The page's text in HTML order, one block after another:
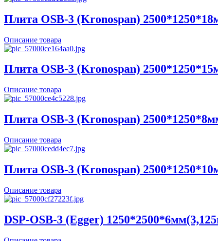
Плита OSB-3 (Kronospan)
Описание товара
Плита OSB-3 (Kronospan)
Описание товара
Плита OSB-3 (Kronospan)
Описание товара
Плита OSB-3 (Kronospan)
Описание товара
DSP-OSB-3 (Egger)